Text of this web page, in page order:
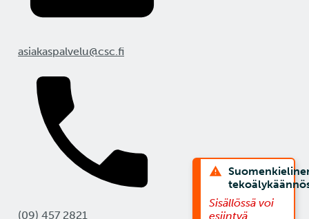
asiakaspalvelu@csc.fi
(09) 457 2821
Sisällössä voi
esiintyä